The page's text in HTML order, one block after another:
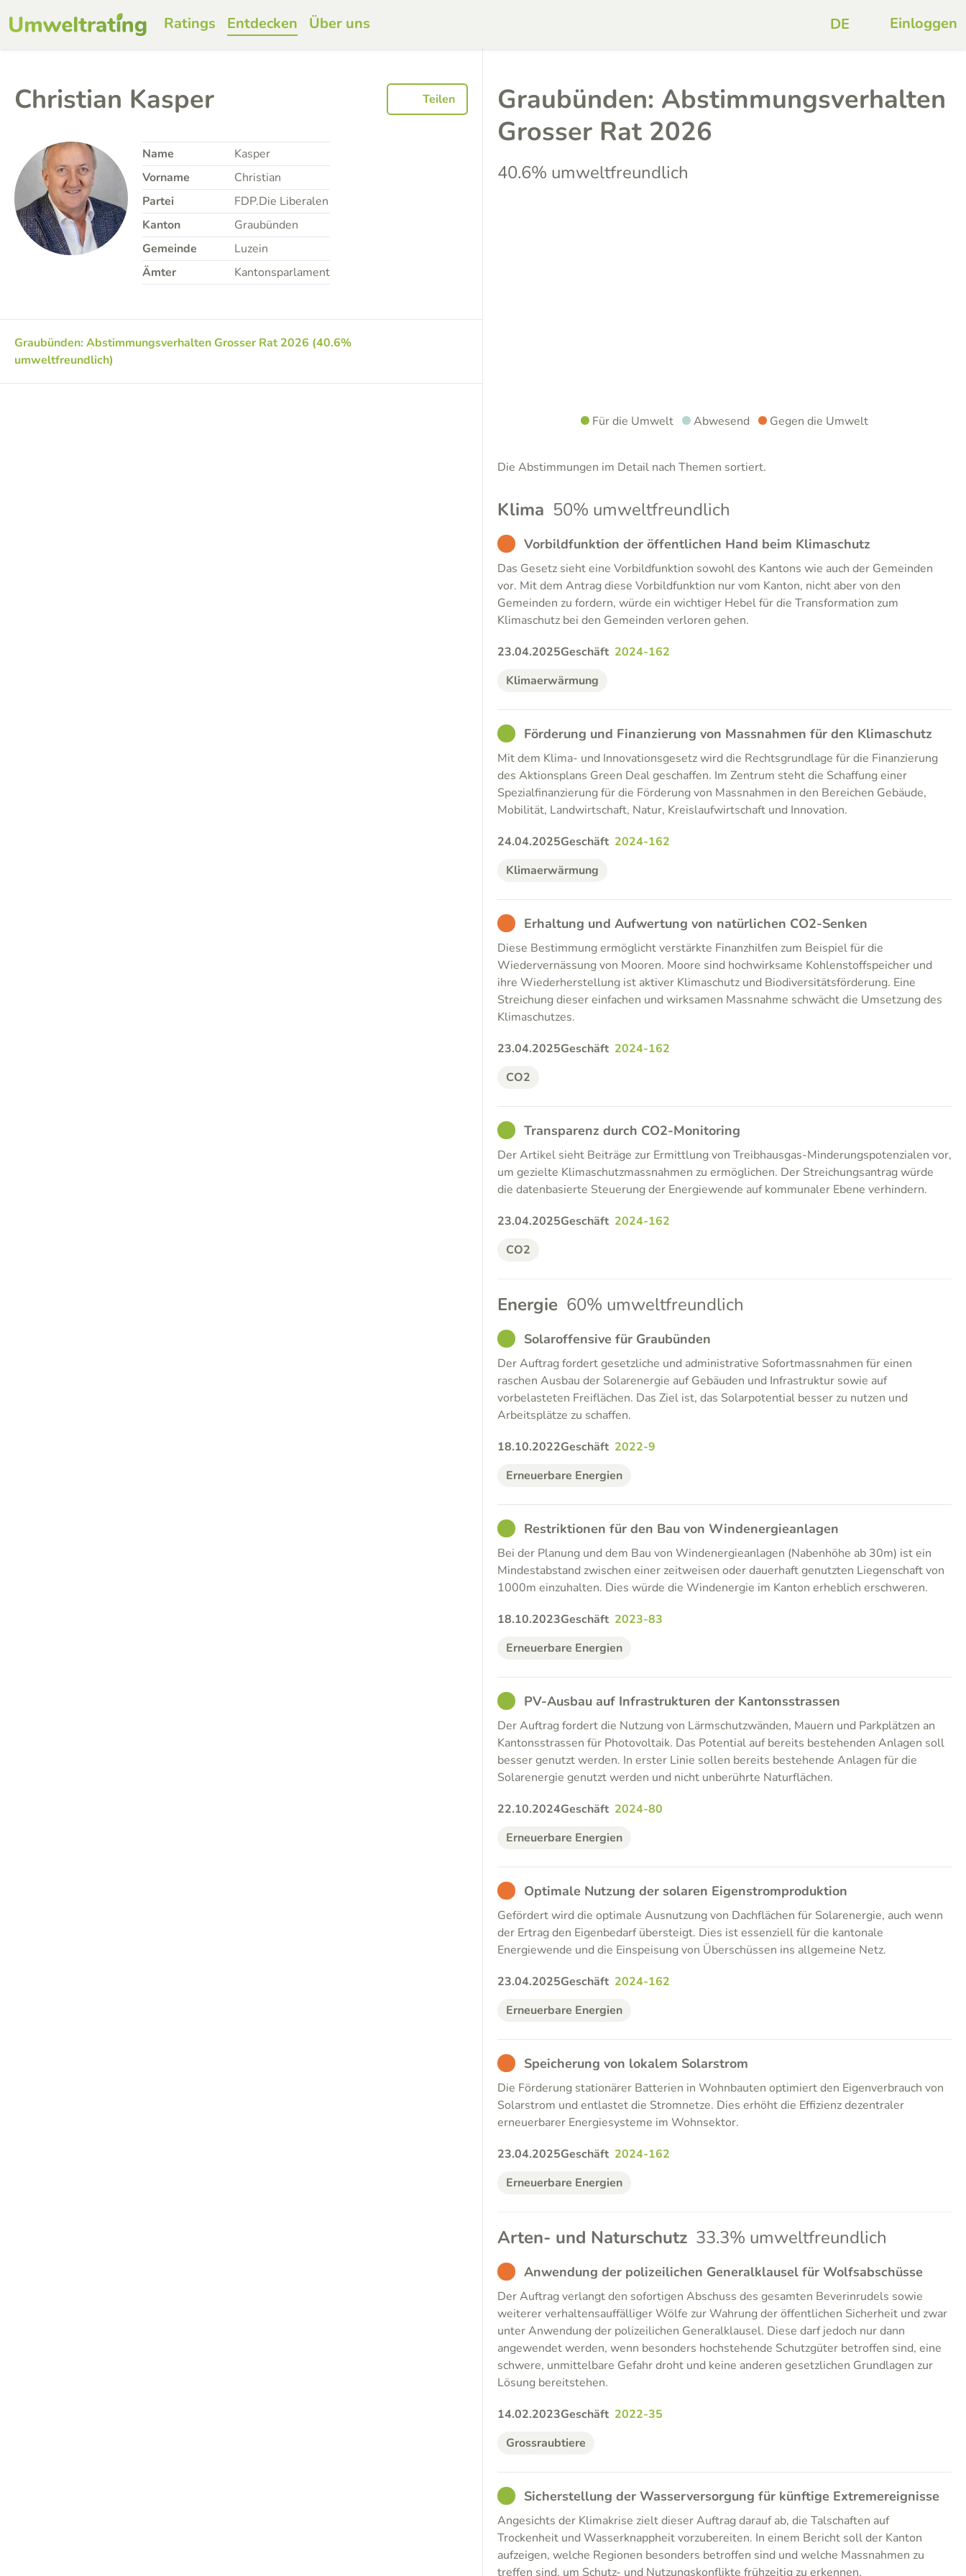
Ratings Entdecken Über uns Einloggen
Christian Kasper Teilen
Name
Kasper
Vorname
Christian
Partei
FDP.Die Liberalen
Kanton
Graubünden
Gemeinde
Luzein
Ämter
Kantonsparlament
Graubünden: Abstimmungsverhalten Grosser Rat 2026 (40.6%
umweltfreundlich)
Graubünden: Abstimmungsverhalten
Grosser Rat 2026
40.6% umweltfreundlich
Für die Umwelt Abwesend Gegen die Umwelt
Die Abstimmungen im Detail nach Themen sortiert.
Klima 50% umweltfreundlich
BADVorbildfunktion der öffentlichen Hand beim Klimaschutz
Das Gesetz sieht eine Vorbildfunktion sowohl des Kantons wie auch der Gemeinden
vor. Mit dem Antrag diese Vorbildfunktion nur vom Kanton, nicht aber von den
Gemeinden zu fordern, würde ein wichtiger Hebel für die Transformation zum
Klimaschutz bei den Gemeinden verloren gehen.
23.04.2025Geschäft 2024-162
Klimaerwärmung
GOODFörderung und Finanzierung von Massnahmen für den Klimaschutz
Mit dem Klima- und Innovationsgesetz wird die Rechtsgrundlage für die Finanzierung
des Aktionsplans Green Deal geschaffen. Im Zentrum steht die Schaffung einer
Spezialfinanzierung für die Förderung von Massnahmen in den Bereichen Gebäude,
Mobilität, Landwirtschaft, Natur, Kreislaufwirtschaft und Innovation.
24.04.2025Geschäft 2024-162
Klimaerwärmung
BAD Erhaltung und Aufwertung von natürlichen CO2-Senken
Diese Bestimmung ermöglicht verstärkte Finanzhilfen zum Beispiel für die
Wiedervernässung von Mooren. Moore sind hochwirksame Kohlenstoffspeicher und
ihre Wiederherstellung ist aktiver Klimaschutz und Biodiversitätsförderung. Eine
Streichung dieser einfachen und wirksamen Massnahme schwächt die Umsetzung des
Klimaschutzes.
23.04.2025Geschäft 2024-162
CO2
GOODTransparenz durch CO2-Monitoring
Der Artikel sieht Beiträge zur Ermittlung von Treibhausgas-Minderungspotenzialen vor,
um gezielte Klimaschutzmassnahmen zu ermöglichen. Der Streichungsantrag würde
die datenbasierte Steuerung der Energiewende auf kommunaler Ebene verhindern.
23.04.2025Geschäft 2024-162
CO2
Energie 60% umweltfreundlich
GOODSolaroffensive für Graubünden
Der Auftrag fordert gesetzliche und administrative Sofortmassnahmen für einen
raschen Ausbau der Solarenergie auf Gebäuden und Infrastruktur sowie auf
vorbelasteten Freiflächen. Das Ziel ist, das Solarpotential besser zu nutzen und
Arbeitsplätze zu schaffen.
18.10.2022Geschäft 2022-9
Erneuerbare Energien
GOODRestriktionen für den Bau von Windenergieanlagen
Bei der Planung und dem Bau von Windenergieanlagen (Nabenhöhe ab 30m) ist ein
Mindestabstand zwischen einer zeitweisen oder dauerhaft genutzten Liegenschaft von
1000m einzuhalten. Dies würde die Windenergie im Kanton erheblich erschweren.
18.10.2023Geschäft 2023-83
Erneuerbare Energien
GOODPV-Ausbau auf Infrastrukturen der Kantonsstrassen
Der Auftrag fordert die Nutzung von Lärmschutzwänden, Mauern und Parkplätzen an
Kantonsstrassen für Photovoltaik. Das Potential auf bereits bestehenden Anlagen soll
besser genutzt werden. In erster Linie sollen bereits bestehende Anlagen für die
Solarenergie genutzt werden und nicht unberührte Naturflächen.
22.10.2024Geschäft 2024-80
Erneuerbare Energien
BAD Optimale Nutzung der solaren Eigenstromproduktion
Gefördert wird die optimale Ausnutzung von Dachflächen für Solarenergie, auch wenn
der Ertrag den Eigenbedarf übersteigt. Dies ist essenziell für die kantonale
Energiewende und die Einspeisung von Überschüssen ins allgemeine Netz.
23.04.2025Geschäft 2024-162
Erneuerbare Energien
BAD Speicherung von lokalem Solarstrom
Die Förderung stationärer Batterien in Wohnbauten optimiert den Eigenverbrauch von
Solarstrom und entlastet die Stromnetze. Dies erhöht die Effizienz dezentraler
erneuerbarer Energiesysteme im Wohnsektor.
23.04.2025Geschäft 2024-162
Erneuerbare Energien
Arten- und Naturschutz 33.3% umweltfreundlich
BADAnwendung der polizeilichen Generalklausel für Wolfsabschüsse
Der Auftrag verlangt den sofortigen Abschuss des gesamten Beverinrudels sowie
weiterer verhaltensauffälliger Wölfe zur Wahrung der öffentlichen Sicherheit und zwar
unter Anwendung der polizeilichen Generalklausel. Diese darf jedoch nur dann
angewendet werden, wenn besonders hochstehende Schutzgüter betroffen sind, eine
schwere, unmittelbare Gefahr droht und keine anderen gesetzlichen Grundlagen zur
Lösung bereitstehen.
14.02.2023Geschäft 2022-35
Grossraubtiere
GOODSicherstellung der Wasserversorgung für künftige Extremereignisse
Angesichts der Klimakrise zielt dieser Auftrag darauf ab, die Talschaften auf
Trockenheit und Wasserknappheit vorzubereiten. In einem Bericht soll der Kanton
aufzeigen, welche Regionen besonders betroffen sind und welche Massnahmen zu
treffen sind, um Schutz- und Nutzungskonflikte frühzeitig zu erkennen.